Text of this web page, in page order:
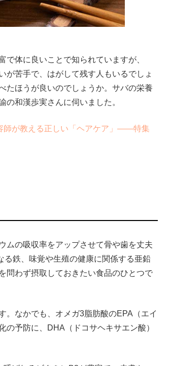
体に良いことで知られていますが、
が苦手で、はがして残す人もいるでしょ
たほうが良いのでしょうか。サバの栄養
和漢歩実さんに伺いました。
師が教える正しい「ヘアケア」――特集
の吸収率をアップさせて骨や歯を丈夫
鉄、味覚や生殖の健康に関係する亜鉛
問わず摂取しておきたい食品のひとつで
なかでも、オメガ3脂肪酸のEPA（エイ
予防に、DHA（ドコサヘキサエン酸）